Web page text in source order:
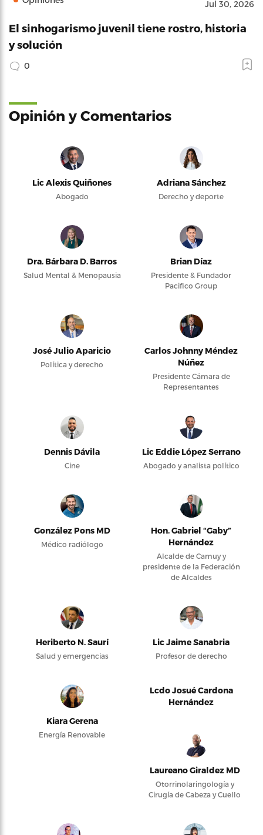
Jul 30, 2026
El sinhogarismo juvenil tiene rostro, historia
y solución
0
Opinión y Comentarios
Lic Alexis Quiñones
Abogado
Adriana Sánchez
Derecho y deporte
Dra. Bárbara D. Barros
Salud Mental & Menopausia
Brian Díaz
Presidente & Fundador
Pacifico Group
José Julio Aparicio
Política y derecho
Carlos Johnny Méndez
Núñez
Presidente Cámara de
Representantes
Dennis Dávila
Cine
Lic Eddie López Serrano
Abogado y analista político
González Pons MD
Médico radiólogo
Hon. Gabriel “Gaby”
Hernández
Alcalde de Camuy y
presidente de la Federación
de Alcaldes
Heriberto N. Saurí
Salud y emergencias
Lic Jaime Sanabria
Profesor de derecho
Kiara Gerena
Energía Renovable
Lcdo Josué Cardona
Hernández
Laureano Giraldez MD
Otorrinolaringología y
Cirugía de Cabeza y Cuello